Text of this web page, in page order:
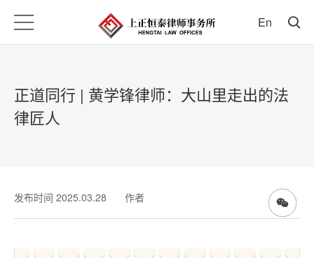
En
正道同行 | 黄学锋律师：大山里走出的法
律匠人
发布时间 2025.03.28 作者